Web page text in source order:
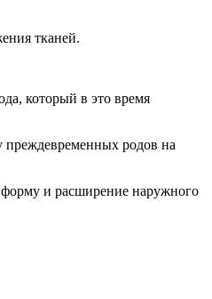
тканей.
который в это время
преждевременных родов на
форму и расширение наружного